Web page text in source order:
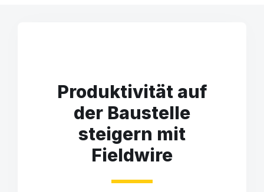
Produktivität auf
der Baustelle
steigern mit
Fieldwire